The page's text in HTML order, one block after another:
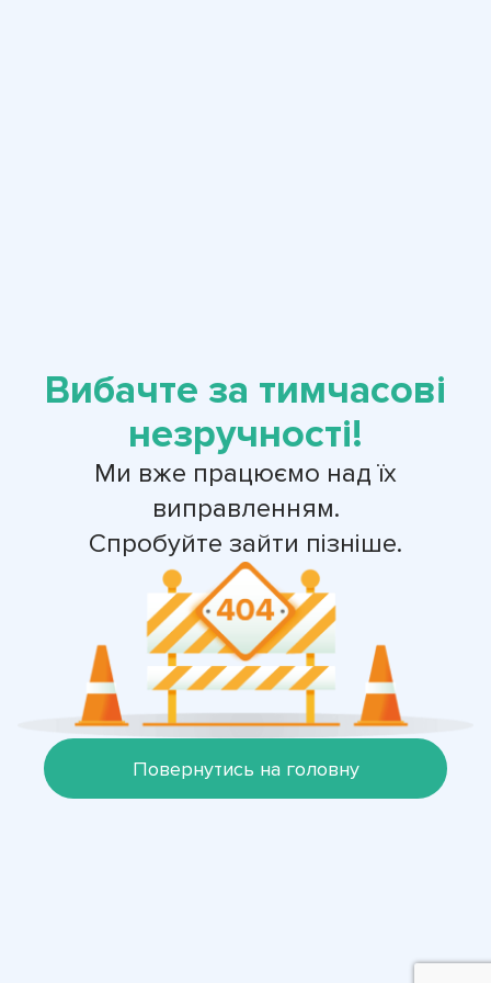
Вибачте за тимчасові
незручності!
Ми вже працюємо над їх
виправленням.
Спробуйте зайти пізніше.
Повернутись на головну